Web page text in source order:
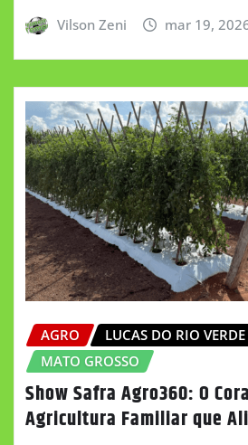
Vilson Zeni mar 19,
AGRO
LUCAS DO RIO VERDE
MATO GROSSO
Show Safra Agro360: O
Agricultura Familiar que